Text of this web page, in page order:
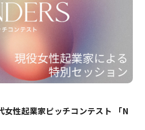
女性起業家ピッチコンテスト 「N